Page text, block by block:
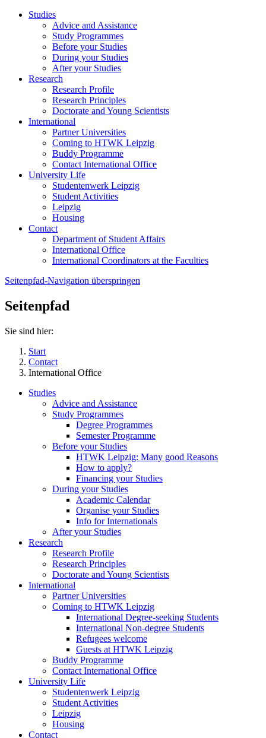
Studies
Advice and Assistance
Study Programmes
Before your Studies
During your Studies
After your Studies
Research
Research Profile
Research Principles
Doctorate and Young Scientists
International
Partner Universities
Coming to HTWK Leipzig
Buddy Programme
Contact International Office
University Life
Studentenwerk Leipzig
Student Activities
Leipzig
Housing
Contact
Department of Student Affairs
International Office
International Coordinators at the Faculties
Seitenpfad-Navigation überspringen
Seitenpfad
Sie sind hier:
Start
Contact
International Office
Studies
Advice and Assistance
Study Programmes
Degree Programmes
Semester Programme
Before your Studies
HTWK Leipzig: Many good Reasons
How to apply?
Financing your Studies
During your Studies
Academic Calendar
Organise your Studies
Info for Internationals
After your Studies
Research
Research Profile
Research Principles
Doctorate and Young Scientists
International
Partner Universities
Coming to HTWK Leipzig
International Degree-seeking Students
International Non-degree Students
Refugees welcome
Guests at HTWK Leipzig
Buddy Programme
Contact International Office
University Life
Studentenwerk Leipzig
Student Activities
Leipzig
Housing
Contact